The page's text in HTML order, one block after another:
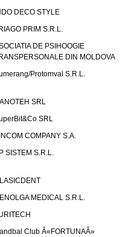
DECO STYLE
PRIM S.R.L.
DE PSIHOOGIE
DIN MOLDOVA
Protomval S.R.L.
SRL
SRL
COMPANY S.A.
SISTEM S.R.L.
MEDICAL S.R.L.
Club Â«FORTUNAÂ»